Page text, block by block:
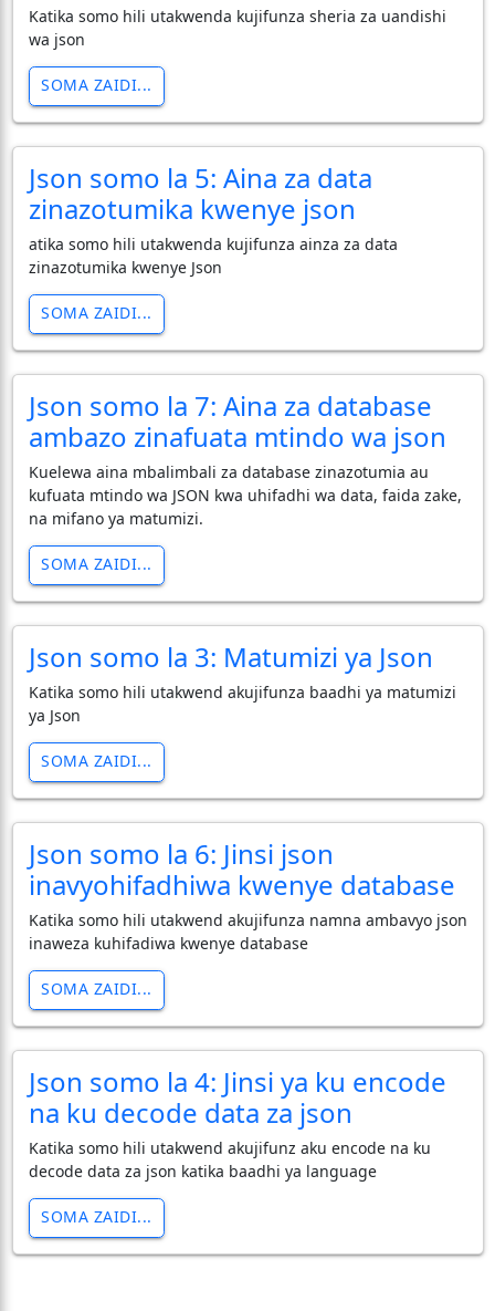
Katika somo hili utakwenda kujifunza sheria za uandishi
wa json
SOMA ZAIDI...
Json somo la 5: Aina za data
zinazotumika kwenye json
atika somo hili utakwenda kujifunza ainza za data
zinazotumika kwenye Json
SOMA ZAIDI...
Json somo la 7: Aina za database
ambazo zinafuata mtindo wa json
Kuelewa aina mbalimbali za database zinazotumia au
kufuata mtindo wa JSON kwa uhifadhi wa data, faida zake,
na mifano ya matumizi.
SOMA ZAIDI...
Json somo la 3: Matumizi ya Json
Katika somo hili utakwend akujifunza baadhi ya matumizi
ya Json
SOMA ZAIDI...
Json somo la 6: Jinsi json
inavyohifadhiwa kwenye database
Katika somo hili utakwend akujifunza namna ambavyo json
inaweza kuhifadiwa kwenye database
SOMA ZAIDI...
Json somo la 4: Jinsi ya ku encode
na ku decode data za json
Katika somo hili utakwend akujifunz aku encode na ku
decode data za json katika baadhi ya language
SOMA ZAIDI...